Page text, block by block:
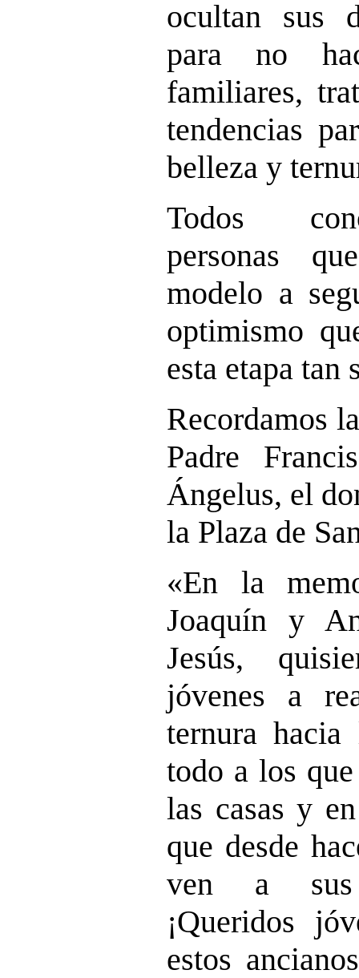
ocultan sus
para no
familiares,
tendencias
belleza y
Todos
personas
modelo a
optimismo
esta etapa tan
Recordamos
Padre
Ángelus, el
la Plaza de
«En la
Joaquín y
Jesús,
jóvenes a
ternura hacia
todo a los
las casas y
que desde
ven a sus
¡Queridos
estos